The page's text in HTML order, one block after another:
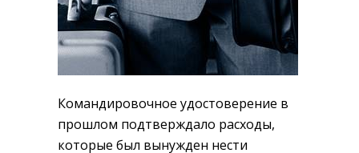
Командировочное удостоверение в
прошлом подтверждало расходы,
которые был вынужден нести